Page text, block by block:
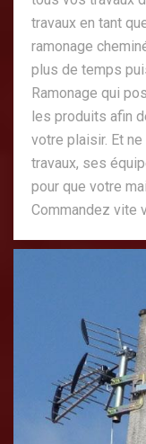
travaux en tant
ramonage
plus de temps
Ramonage qui
les produits afin
votre plaisir. Et
travaux, ses
pour que votre
Commandez vite